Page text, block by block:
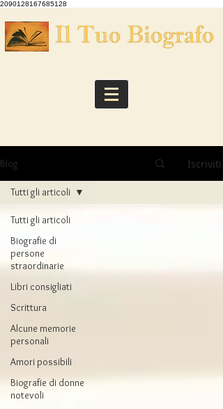
2090128167685128
Blog Iscriviti
Tutti gli articoli
Biografie di
persone
straordinarie
Libri consigliati
Scrittura
Alcune memorie
personali
Amori possibili
Biografie di donne
notevoli
Tutti gli articoli